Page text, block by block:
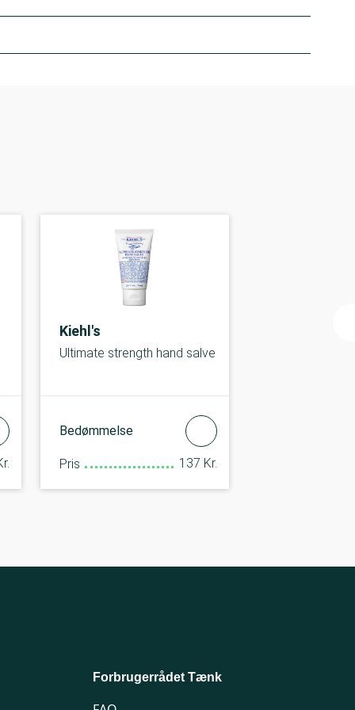
Kiehl's
Ultimate strength hand salve
Bedømmelse
Pris 137 Kr.
Forbrugerrådet Tænk